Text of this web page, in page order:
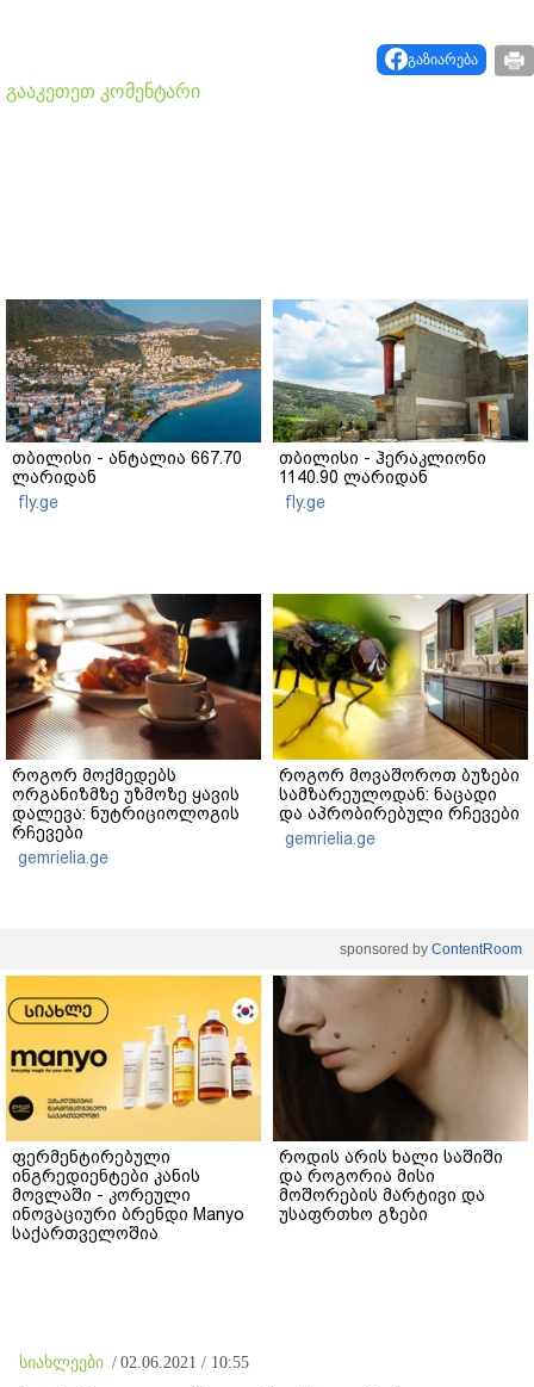
გაზიარება
გააკეთეთ კომენტარი
თბილისი - ანტალია 667.70
ლარიდან
fly.ge
თბილისი - ჰერაკლიონი
1140.90 ლარიდან
fly.ge
როგორ მოქმედებს
ორგანიზმზე უზმოზე ყავის
დალევა: ნუტრიციოლოგის
რჩევები
gemrielia.ge
როგორ მოვაშოროთ ბუზები
სამზარეულოდან: ნაცადი
და აპრობირებული რჩევები
gemrielia.ge
sponsored by ContentRoom
ფერმენტირებული
ინგრედიენტები კანის
მოვლაში - კორეული
ინოვაციური ბრენდი Manyo
საქართველოშია
როდის არის ხალი საშიში
და როგორია მისი
მოშორების მარტივი და
უსაფრთხო გზები
სიახლეები / 02.06.2021 / 10:55